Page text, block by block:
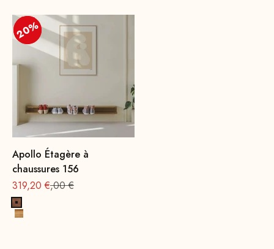
20%
20%
Apollo Étagère à
chaussures 156
Offre à partir de
319,20 €Prix normal : 399
,00 €
Bois de hêtre, teinté noyer
Bois de chêne, naturel